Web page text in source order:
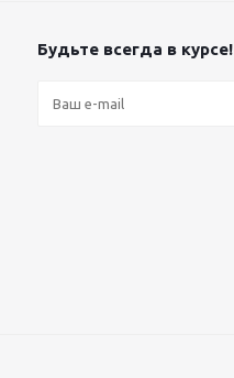
Будьте всегда в курсе!